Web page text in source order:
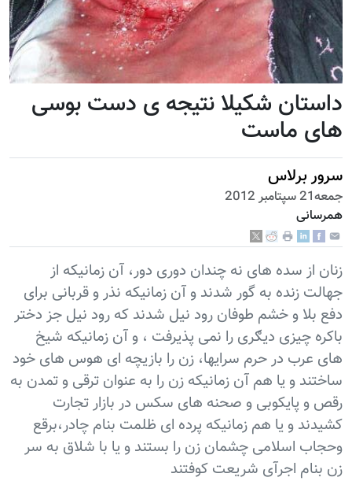
داستان شکیلا نتیجه ی دست بوسی
های ماست
سرور برلاس
جمعه21 سپتامبر 2012
همرسانی
زنان از سده های نه چندان دوری دور، آن زمانیکه از
جهالت زنده به گور شدند و آن زمانیکه نذر و قربانی برای
دفع بلا و خشم طوفان رود نیل شدند که رود نیل جز دختر
باکره چیزی دیګری را نمی پذیرفت ، و آن زمانیکه شیخ
های عرب در حرم سرایها، زن را بازیچه ای هوس های خود
ساختند و يا هم آن زمانیکه زن را به عنوان ترقی و تمدن به
رقص و پایکوبی و صحنه های سکس در بازار تجارت
کشیدند و یا هم زمانیکه پرده ای ظلمت بنام چادر،برقع
وحجاب اسلامی چشمان زن را بستند و یا با شلاق به سر
زن بنام اجرآی شریعت کوفتند